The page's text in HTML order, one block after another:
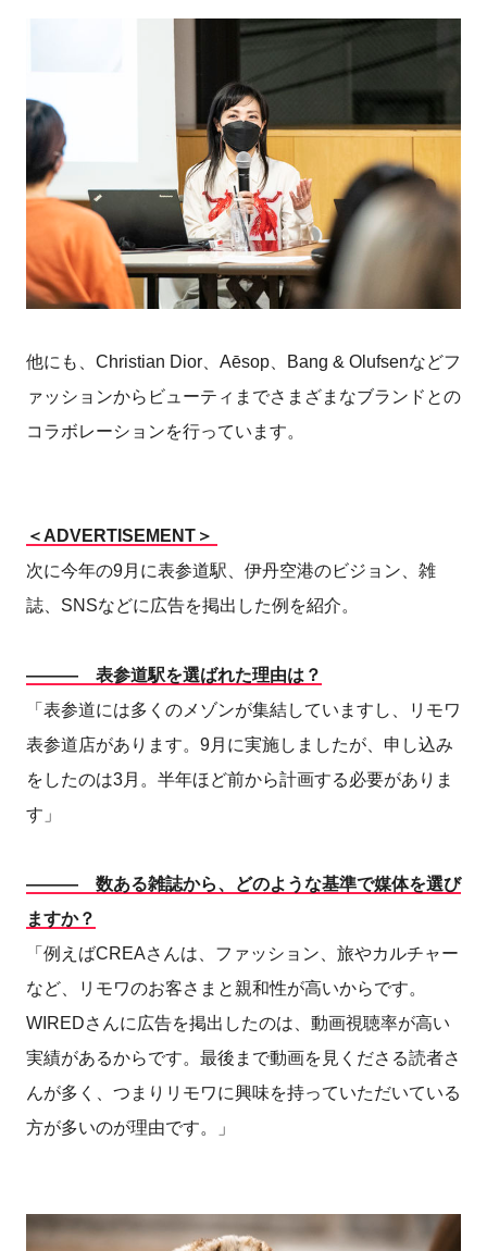
他にも、Christian Dior、Aēsop、Bang & Olufsenなどフ
ァッションからビューティまでさまざまなブランドとの
コラボレーションを行っています。
＜ADVERTISEMENT＞
次に今年の9月に表参道駅、伊丹空港のビジョン、雑
誌、SNSなどに広告を掲出した例を紹介。
――― 表参道駅を選ばれた理由は？
「表参道には多くのメゾンが集結していますし、リモワ
表参道店があります。9月に実施しましたが、申し込み
をしたのは3月。半年ほど前から計画する必要がありま
す」
――― 数ある雑誌から、どのような基準で媒体を選び
ますか？
「例えばCREAさんは、ファッション、旅やカルチャー
など、リモワのお客さまと親和性が高いからです。
WIREDさんに広告を掲出したのは、動画視聴率が高い
実績があるからです。最後まで動画を見くださる読者さ
んが多く、つまりリモワに興味を持っていただいている
方が多いのが理由です。」